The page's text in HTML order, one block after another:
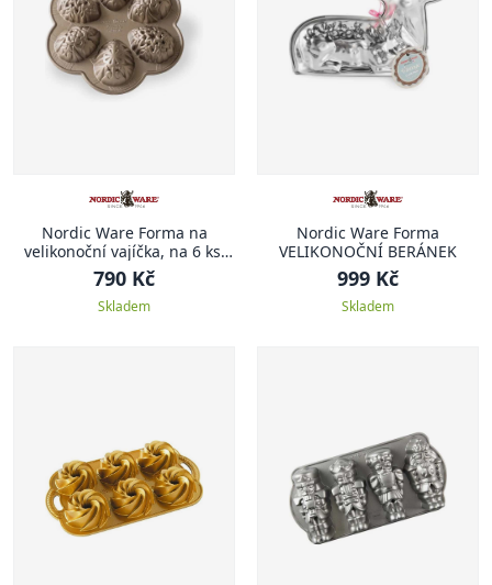
Nordic Ware Forma na
velikonoční vajíčka, na 6 ks,
karamelová
790 Kč
Skladem
Nordic Ware Forma
VELIKONOČNÍ BERÁNEK
999 Kč
Skladem